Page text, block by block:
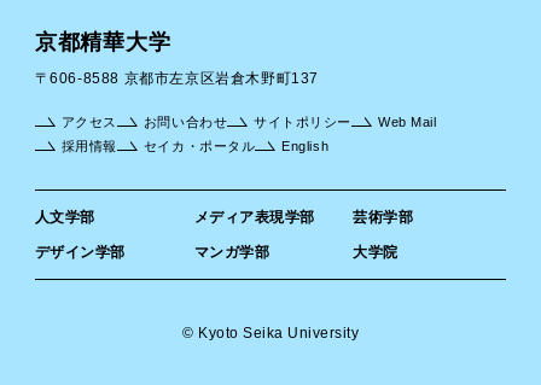
京都精華大学
〒606-8588 京都市左京区岩倉木野町137
人文学部 メディア表現学部 芸術学部
デザイン学部 マンガ学部 大学院
アクセス お問い合わせ サイトポリシー
Web Mail
採用情報
セイカ・ポータル English
© Kyoto Seika University